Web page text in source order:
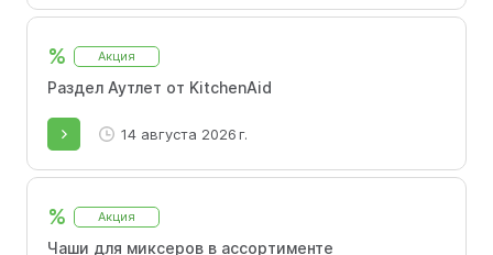
Профессиональное подключение на готовые
коммуникации в подарок при покупке
встраиваемой техники для кухни.
% Акция
Раздел Аутлет от KitchenAid
14 августа 2026 г.
% Акция
Чаши для миксеров в ассортименте